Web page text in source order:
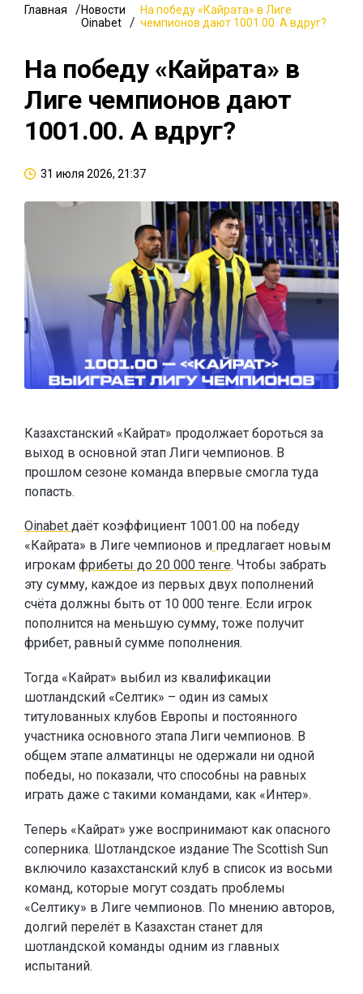
Главная
Новости
Oinabet
На победу «Кайрата» в Лиге
чемпионов дают 1001.00. А вдруг?
На победу «Кайрата» в
Лиге чемпионов дают
1001.00. А вдруг?
31 июля 2026, 21:37
Казахстанский «Кайрат» продолжает бороться за
выход в основной этап Лиги чемпионов. В
прошлом сезоне команда впервые смогла туда
попасть.
Oinabet даёт коэффициент 1001.00 на победу
«Кайрата» в Лиге чемпионов и предлагает новым
игрокам фрибеты до 20 000 тенге. Чтобы забрать
эту сумму, каждое из первых двух пополнений
счёта должны быть от 10 000 тенге. Если игрок
пополнится на меньшую сумму, тоже получит
фрибет, равный сумме пополнения.
Тогда «Кайрат» выбил из квалификации
шотландский «Селтик» – один из самых
титулованных клубов Европы и постоянного
участника основного этапа Лиги чемпионов. В
общем этапе алматинцы не одержали ни одной
победы, но показали, что способны на равных
играть даже с такими командами, как «Интер».
Теперь «Кайрат» уже воспринимают как опасного
соперника. Шотландское издание The Scottish Sun
включило казахстанский клуб в список из восьми
команд, которые могут создать проблемы
«Селтику» в Лиге чемпионов. По мнению авторов,
долгий перелёт в Казахстан станет для
шотландской команды одним из главных
испытаний.